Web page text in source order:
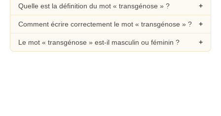
Quelle est la définition du mot « transgénose » ?
Comment écrire correctement le mot « transgénose » ?
Le mot « transgénose » est-il masculin ou féminin ?